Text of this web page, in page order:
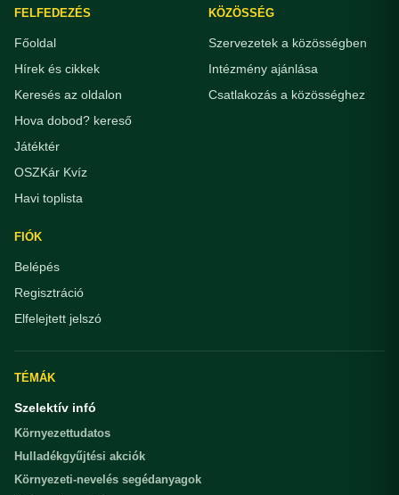
FELFEDEZÉS
Főoldal
Hírek és cikkek
Keresés az oldalon
Hova dobod? kereső
Játéktér
OSZKár Kvíz
Havi toplista
KÖZÖSSÉG
Szervezetek a közösségben
Intézmény ajánlása
Csatlakozás a közösséghez
FIÓK
Belépés
Regisztráció
Elfelejtett jelszó
TÉMÁK
Szelektív infó
Környezettudatos
Hulladékgyűjtési akciók
Környezeti-nevelés segédanyagok